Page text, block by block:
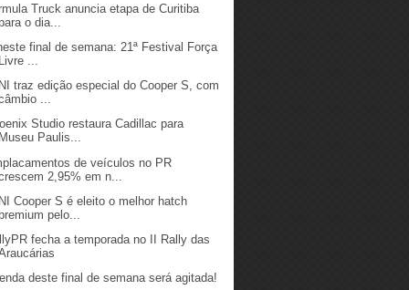
Truck anuncia etapa de Curitiba
o dia...
final de semana: 21ª Festival Força
...
traz edição especial do Cooper S, com
...
Studio restaura Cadillac para
Paulis...
de veículos no PR
2,95% em n...
Cooper S é eleito o melhor hatch
pelo...
fecha a temporada no II Rally das
deste final de semana será agitada!